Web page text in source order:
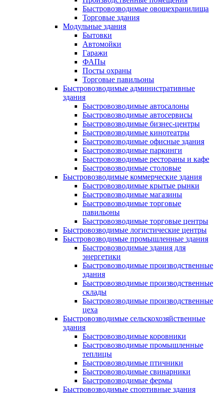
Быстровозводимые овощехранилища
Торговые здания
Модульные здания
Бытовки
Автомойки
Гаражи
ФАПы
Посты охраны
Торговые павильоны
Быстровозводимые административные
здания
Быстровозводимые автосалоны
Быстровозводимые автосервисы
Быстровозводимые бизнес-центры
Быстровозводимые кинотеатры
Быстровозводимые офисные здания
Быстровозводимые паркинги
Быстровозводимые рестораны и кафе
Быстровозводимые столовые
Быстровозводимые коммерческие здания
Быстровозводимые крытые рынки
Быстровозводимые магазины
Быстровозводимые торговые
павильоны
Быстровозводимые торговые центры
Быстровозводимые логистические центры
Быстровозводимые промышленные здания
Быстровозводимые здания для
энергетики
Быстровозводимые производственные
здания
Быстровозводимые производственные
склады
Быстровозводимые производственные
цеха
Быстровозводимые сельскохозяйственные
здания
Быстровозводимые коровники
Быстровозводимые промышленные
теплицы
Быстровозводимые птичники
Быстровозводимые свинарники
Быстровозводимые фермы
Быстровозводимые спортивные здания